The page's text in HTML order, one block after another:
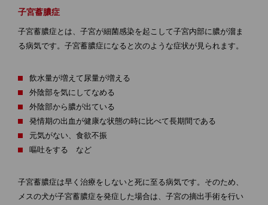
子宮蓄膿症
子宮蓄膿症とは、子宮が細菌感染を起こして子宮内部に膿が溜ま
る病気です。子宮蓄膿症になると次のような症状が見られます。
飲水量が増えて尿量が増える
外陰部を気にしてなめる
外陰部から膿が出ている
発情期の出血が健康な状態の時に比べて長期間である
元気がない、食欲不振
嘔吐をする など
子宮蓄膿症は早く治療をしないと死に至る病気です。そのため、
メスの犬が子宮蓄膿症を発症した場合は、子宮の摘出手術を行い